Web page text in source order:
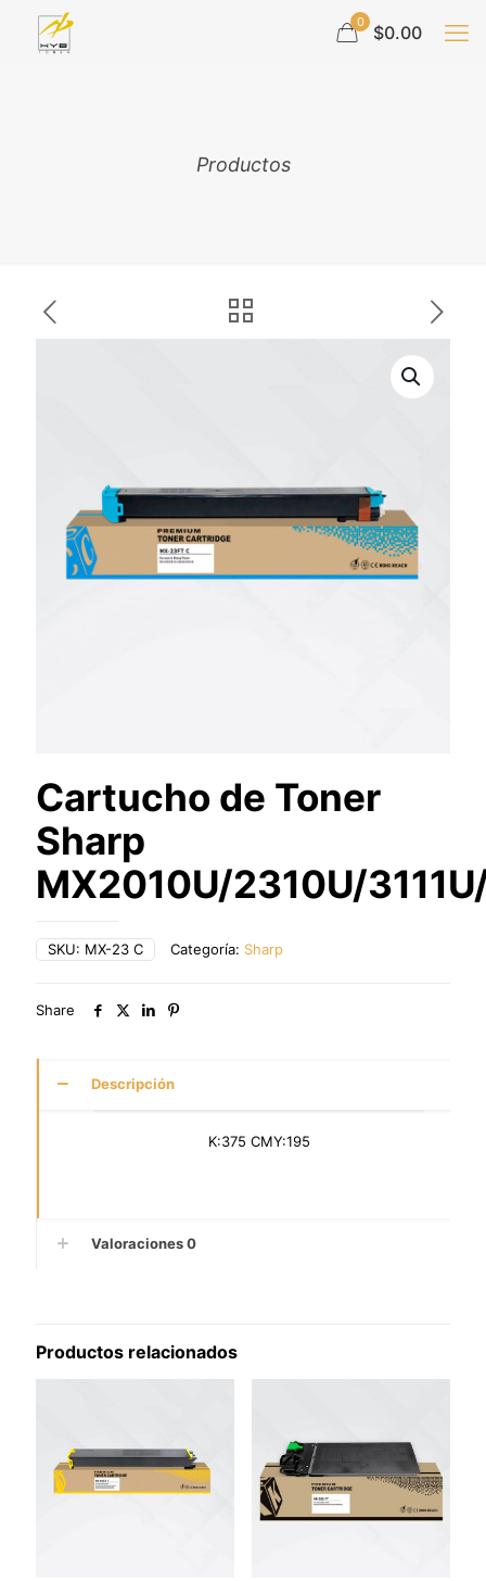
0 $0.00
Productos
Cartucho de Toner
Sharp
MX2010U/2310U/
SKU: MX-23 C Categoría: Sharp
Share
Descripción
K:375 CMY:195
Valoraciones0
Productos relacionados